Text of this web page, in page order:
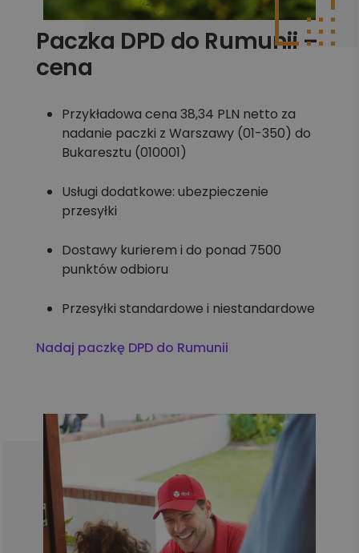
Paczka DPD do Rumunii –
cena
Przykładowa cena 38,34 PLN netto za
nadanie paczki z Warszawy (01-350) do
Bukaresztu (010001)
Usługi dodatkowe: ubezpieczenie
przesyłki
Dostawy kurierem i do ponad 7500
punktów odbioru
Przesyłki standardowe i niestandardowe
Nadaj paczkę DPD do Rumunii